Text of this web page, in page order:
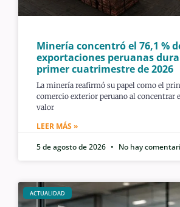
Minería concentró el 76,1 %
exportaciones peruanas
primer cuatrimestre de 2026
La minería reafirmó su papel como el
comercio exterior peruano al concentrar
valor
LEER MÁS »
5 de agosto de 2026
No hay
ACTUALIDAD